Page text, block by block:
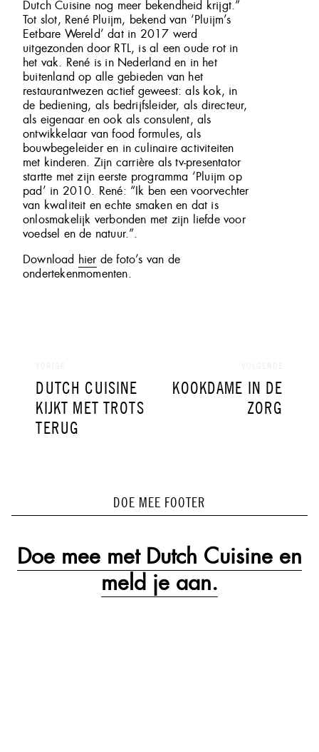
Dutch Cuisine nog meer bekendheid krijgt.”
Tot slot, René Pluijm, bekend van ‘Pluijm’s
Eetbare Wereld’ dat in 2017 werd
uitgezonden door RTL, is al een oude rot in
het vak. René is in Nederland en in het
buitenland op alle gebieden van het
restaurantwezen actief geweest: als kok, in
de bediening, als bedrijfsleider, als directeur,
als eigenaar en ook als consulent, als
ontwikkelaar van food formules, als
bouwbegeleider en in culinaire activiteiten
met kinderen. Zijn carrière als tv-presentator
startte met zijn eerste programma ‘Pluijm op
pad’ in 2010. René: “Ik ben een voorvechter
van kwaliteit en echte smaken en dat is
onlosmakelijk verbonden met zijn liefde voor
voedsel en de natuur.”.
Download hier de foto’s van de
ondertekenmomenten.
VORIG
BERICHT:
DUTCH CUISINE
KIJKT MET TROTS
TERUG
VOLGEND
BERICHT:
KOOKDAME IN DE
ZORG
DOE MEE FOOTER
Doe mee met Dutch Cuisine en
meld je aan.